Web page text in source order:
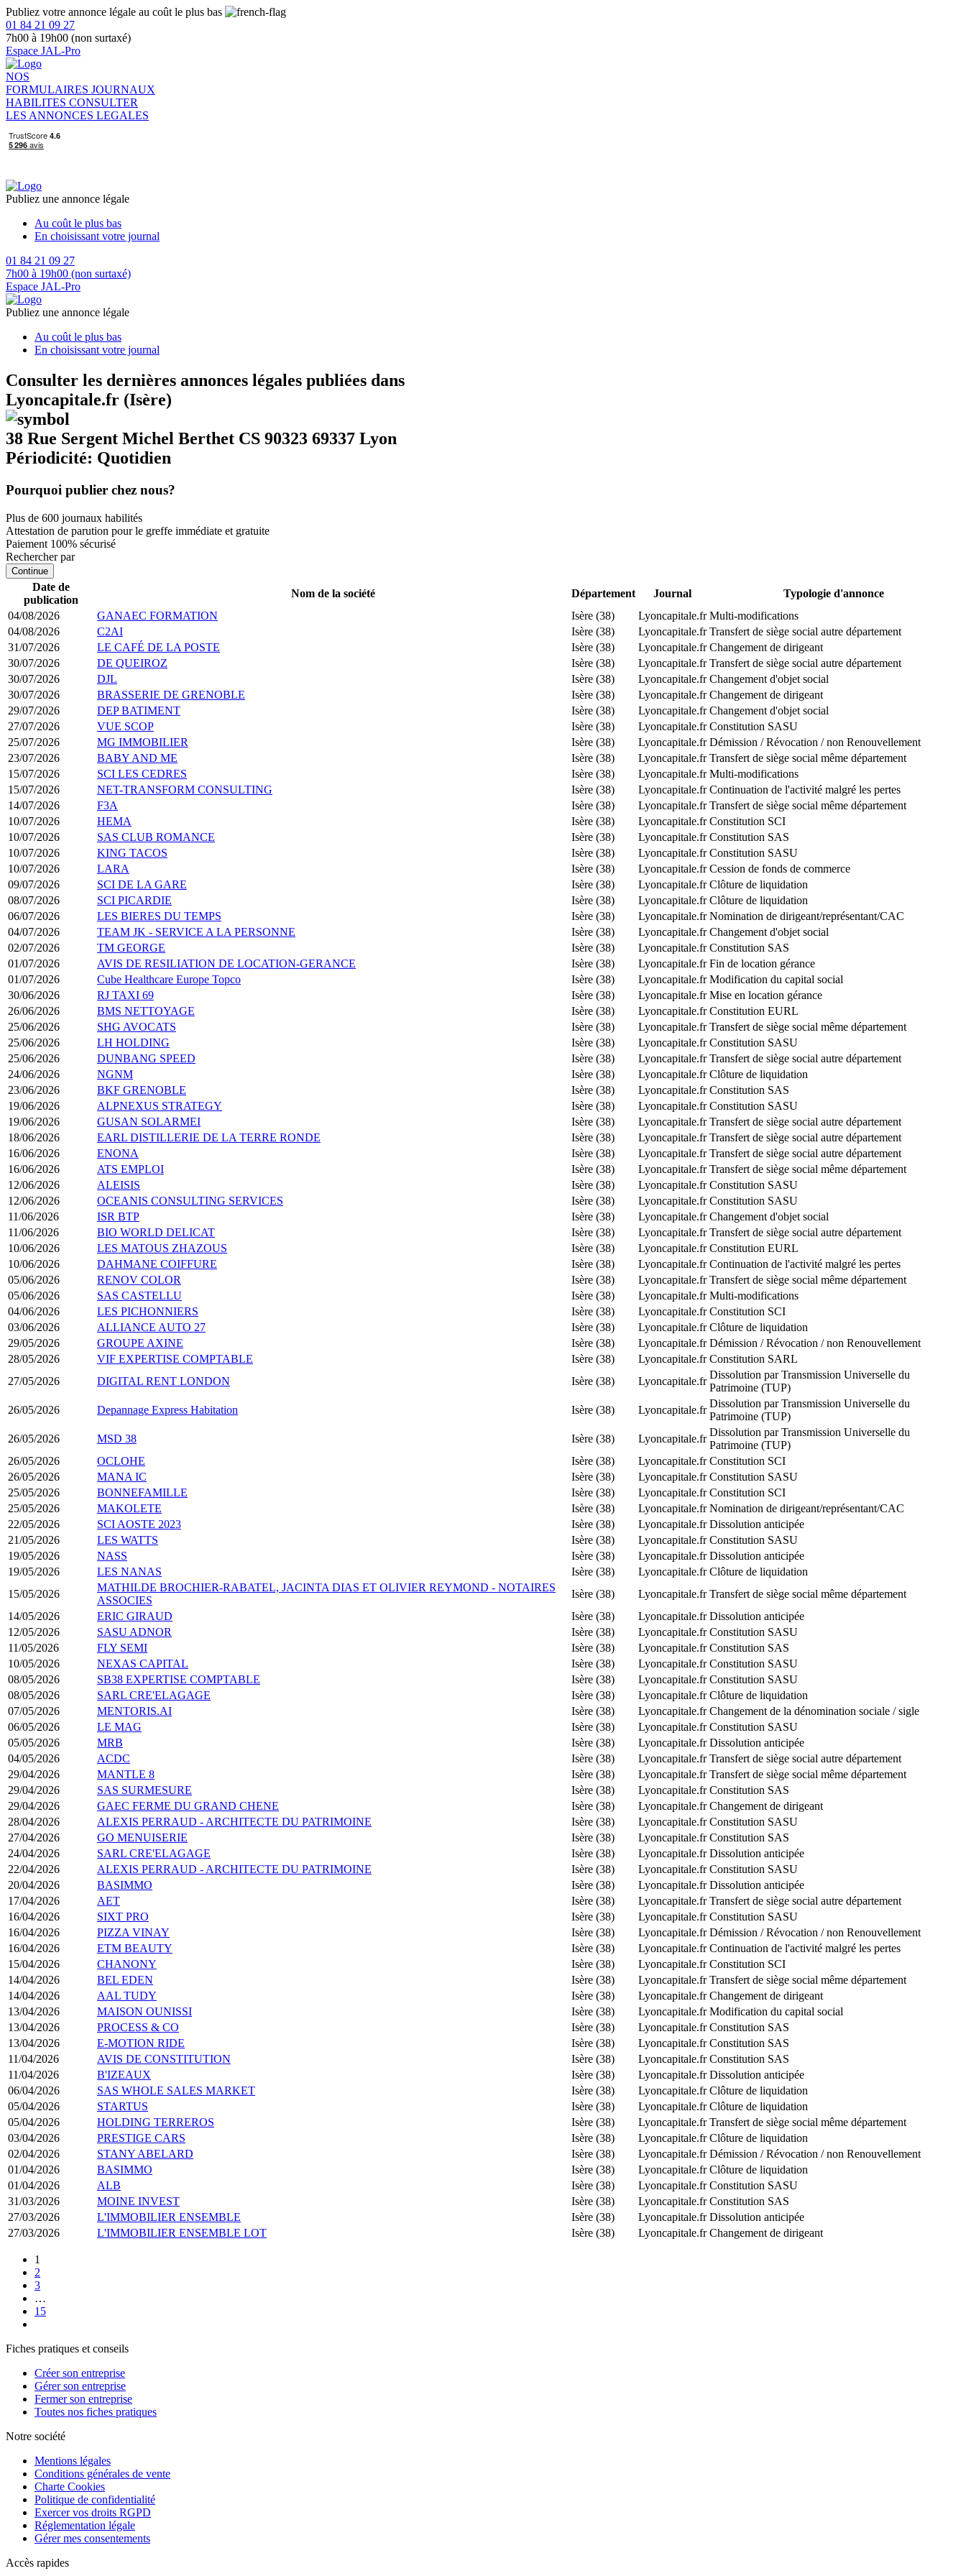
Publiez votre annonce légale au coût le plus bas
01 84 21 09 27
7h00 à 19h00 (non surtaxé)
Espace JAL-Pro
NOS
FORMULAIRES JOURNAUX
HABILITES CONSULTER
LES ANNONCES LEGALES
Publiez une annonce légale
Au coût le plus bas
En choisissant votre journal
01 84 21 09 27
7h00 à 19h00 (non surtaxé)
Espace JAL-Pro
Publiez une annonce légale
Au coût le plus bas
En choisissant votre journal
Consulter les dernières annonces légales publiées dans
Lyoncapitale.fr (Isère)
38 Rue Sergent Michel Berthet CS 90323 69337 Lyon
Périodicité: Quotidien
Pourquoi publier chez nous?
Plus de 600 journaux habilités
Attestation de parution pour le greffe immédiate et gratuite
Paiement 100% sécurisé
Rechercher par
Continue
Date de
publication
Nom de la société Département Journal
Typologie d'annonce
04/08/2026
GANAEC FORMATION Isère (38) Lyoncapitale.fr Multi-modifications
04/08/2026
C2AI Isère (38) Lyoncapitale.fr Transfert de siège social autre département
31/07/2026
LE CAFÉ DE LA POSTE Isère (38) Lyoncapitale.fr Changement de dirigeant
30/07/2026
DE QUEIROZ Isère (38) Lyoncapitale.fr Transfert de siège social autre département
30/07/2026
DJL Isère (38) Lyoncapitale.fr Changement d'objet social
30/07/2026
BRASSERIE DE GRENOBLE Isère (38) Lyoncapitale.fr Changement de dirigeant
29/07/2026
DEP BATIMENT Isère (38) Lyoncapitale.fr Changement d'objet social
27/07/2026
VUE SCOP Isère (38) Lyoncapitale.fr Constitution SASU
25/07/2026
MG IMMOBILIER Isère (38) Lyoncapitale.fr Démission / Révocation / non Renouvellement
23/07/2026
BABY AND ME Isère (38) Lyoncapitale.fr Transfert de siège social même département
15/07/2026
SCI LES CEDRES Isère (38) Lyoncapitale.fr Multi-modifications
15/07/2026
NET-TRANSFORM CONSULTING Isère (38) Lyoncapitale.fr Continuation de l'activité malgré les pertes
14/07/2026
F3A Isère (38) Lyoncapitale.fr Transfert de siège social même département
10/07/2026
HEMA Isère (38) Lyoncapitale.fr Constitution SCI
10/07/2026
SAS CLUB ROMANCE Isère (38) Lyoncapitale.fr Constitution SAS
10/07/2026
KING TACOS Isère (38) Lyoncapitale.fr Constitution SASU
10/07/2026
LARA Isère (38) Lyoncapitale.fr Cession de fonds de commerce
09/07/2026
SCI DE LA GARE Isère (38) Lyoncapitale.fr Clôture de liquidation
08/07/2026
SCI PICARDIE Isère (38) Lyoncapitale.fr Clôture de liquidation
06/07/2026
LES BIERES DU TEMPS Isère (38) Lyoncapitale.fr Nomination de dirigeant/représentant/CAC
04/07/2026
TEAM JK - SERVICE A LA PERSONNE Isère (38) Lyoncapitale.fr Changement d'objet social
02/07/2026
TM GEORGE Isère (38) Lyoncapitale.fr Constitution SAS
01/07/2026
AVIS DE RESILIATION DE LOCATION-GERANCE Isère (38) Lyoncapitale.fr Fin de location gérance
01/07/2026
Cube Healthcare Europe Topco Isère (38) Lyoncapitale.fr Modification du capital social
30/06/2026
RJ TAXI 69 Isère (38) Lyoncapitale.fr Mise en location gérance
26/06/2026
BMS NETTOYAGE Isère (38) Lyoncapitale.fr Constitution EURL
25/06/2026
SHG AVOCATS Isère (38) Lyoncapitale.fr Transfert de siège social même département
25/06/2026
LH HOLDING Isère (38) Lyoncapitale.fr Constitution SASU
25/06/2026
DUNBANG SPEED Isère (38) Lyoncapitale.fr Transfert de siège social autre département
24/06/2026
NGNM Isère (38) Lyoncapitale.fr Clôture de liquidation
23/06/2026
BKF GRENOBLE Isère (38) Lyoncapitale.fr Constitution SAS
19/06/2026
ALPNEXUS STRATEGY Isère (38) Lyoncapitale.fr Constitution SASU
19/06/2026
GUSAN SOLARMEI Isère (38) Lyoncapitale.fr Transfert de siège social autre département
18/06/2026
EARL DISTILLERIE DE LA TERRE RONDE Isère (38) Lyoncapitale.fr Transfert de siège social autre département
16/06/2026
ENONA Isère (38) Lyoncapitale.fr Transfert de siège social autre département
16/06/2026
ATS EMPLOI Isère (38) Lyoncapitale.fr Transfert de siège social même département
12/06/2026
ALEISIS Isère (38) Lyoncapitale.fr Constitution SASU
12/06/2026
OCEANIS CONSULTING SERVICES Isère (38) Lyoncapitale.fr Constitution SASU
11/06/2026
ISR BTP Isère (38) Lyoncapitale.fr Changement d'objet social
11/06/2026
BIO WORLD DELICAT Isère (38) Lyoncapitale.fr Transfert de siège social autre département
10/06/2026
LES MATOUS ZHAZOUS Isère (38) Lyoncapitale.fr Constitution EURL
10/06/2026
DAHMANE COIFFURE Isère (38) Lyoncapitale.fr Continuation de l'activité malgré les pertes
05/06/2026
RENOV COLOR Isère (38) Lyoncapitale.fr Transfert de siège social même département
05/06/2026
SAS CASTELLU Isère (38) Lyoncapitale.fr Multi-modifications
04/06/2026
LES PICHONNIERS Isère (38) Lyoncapitale.fr Constitution SCI
03/06/2026
ALLIANCE AUTO 27 Isère (38) Lyoncapitale.fr Clôture de liquidation
29/05/2026
GROUPE AXINE Isère (38) Lyoncapitale.fr Démission / Révocation / non Renouvellement
28/05/2026
VIF EXPERTISE COMPTABLE Isère (38) Lyoncapitale.fr Constitution SARL
27/05/2026
DIGITAL RENT LONDON Isère (38) Lyoncapitale.fr
Dissolution par Transmission Universelle du
Patrimoine (TUP)
26/05/2026
Depannage Express Habitation Isère (38) Lyoncapitale.fr
Dissolution par Transmission Universelle du
Patrimoine (TUP)
26/05/2026
MSD 38 Isère (38) Lyoncapitale.fr
Dissolution par Transmission Universelle du
Patrimoine (TUP)
26/05/2026
OCLOHE Isère (38) Lyoncapitale.fr Constitution SCI
26/05/2026
MANA IC Isère (38) Lyoncapitale.fr Constitution SASU
25/05/2026
BONNEFAMILLE Isère (38) Lyoncapitale.fr Constitution SCI
25/05/2026
MAKOLETE Isère (38) Lyoncapitale.fr Nomination de dirigeant/représentant/CAC
22/05/2026
SCI AOSTE 2023 Isère (38) Lyoncapitale.fr Dissolution anticipée
21/05/2026
LES WATTS Isère (38) Lyoncapitale.fr Constitution SASU
19/05/2026
NASS Isère (38) Lyoncapitale.fr Dissolution anticipée
19/05/2026
LES NANAS Isère (38) Lyoncapitale.fr Clôture de liquidation
15/05/2026
MATHILDE BROCHIER-RABATEL, JACINTA DIAS ET OLIVIER REYMOND - NOTAIRES
ASSOCIES
Isère (38) Lyoncapitale.fr Transfert de siège social même département
14/05/2026
ERIC GIRAUD Isère (38) Lyoncapitale.fr Dissolution anticipée
12/05/2026
SASU ADNOR Isère (38) Lyoncapitale.fr Constitution SASU
11/05/2026
FLY SEMI Isère (38) Lyoncapitale.fr Constitution SAS
10/05/2026
NEXAS CAPITAL Isère (38) Lyoncapitale.fr Constitution SASU
08/05/2026
SB38 EXPERTISE COMPTABLE Isère (38) Lyoncapitale.fr Constitution SASU
08/05/2026
SARL CRE'ELAGAGE Isère (38) Lyoncapitale.fr Clôture de liquidation
07/05/2026
MENTORIS.AI Isère (38) Lyoncapitale.fr Changement de la dénomination sociale / sigle
06/05/2026
LE MAG Isère (38) Lyoncapitale.fr Constitution SASU
05/05/2026
MRB Isère (38) Lyoncapitale.fr Dissolution anticipée
04/05/2026
ACDC Isère (38) Lyoncapitale.fr Transfert de siège social autre département
29/04/2026
MANTLE 8 Isère (38) Lyoncapitale.fr Transfert de siège social même département
29/04/2026
SAS SURMESURE Isère (38) Lyoncapitale.fr Constitution SAS
29/04/2026
GAEC FERME DU GRAND CHENE Isère (38) Lyoncapitale.fr Changement de dirigeant
28/04/2026
ALEXIS PERRAUD - ARCHITECTE DU PATRIMOINE Isère (38) Lyoncapitale.fr Constitution SASU
27/04/2026
GO MENUISERIE Isère (38) Lyoncapitale.fr Constitution SAS
24/04/2026
SARL CRE'ELAGAGE Isère (38) Lyoncapitale.fr Dissolution anticipée
22/04/2026
ALEXIS PERRAUD - ARCHITECTE DU PATRIMOINE Isère (38) Lyoncapitale.fr Constitution SASU
20/04/2026
BASIMMO Isère (38) Lyoncapitale.fr Dissolution anticipée
17/04/2026
AET Isère (38) Lyoncapitale.fr Transfert de siège social autre département
16/04/2026
SIXT PRO Isère (38) Lyoncapitale.fr Constitution SASU
16/04/2026
PIZZA VINAY Isère (38) Lyoncapitale.fr Démission / Révocation / non Renouvellement
16/04/2026
ETM BEAUTY Isère (38) Lyoncapitale.fr Continuation de l'activité malgré les pertes
15/04/2026
CHANONY Isère (38) Lyoncapitale.fr Constitution SCI
14/04/2026
BEL EDEN Isère (38) Lyoncapitale.fr Transfert de siège social même département
14/04/2026
AAL TUDY Isère (38) Lyoncapitale.fr Changement de dirigeant
13/04/2026
MAISON OUNISSI Isère (38) Lyoncapitale.fr Modification du capital social
13/04/2026
PROCESS & CO Isère (38) Lyoncapitale.fr Constitution SAS
13/04/2026
E-MOTION RIDE Isère (38) Lyoncapitale.fr Constitution SAS
11/04/2026
AVIS DE CONSTITUTION Isère (38) Lyoncapitale.fr Constitution SAS
11/04/2026
B'IZEAUX Isère (38) Lyoncapitale.fr Dissolution anticipée
06/04/2026
SAS WHOLE SALES MARKET Isère (38) Lyoncapitale.fr Clôture de liquidation
05/04/2026
STARTUS Isère (38) Lyoncapitale.fr Clôture de liquidation
05/04/2026
HOLDING TERREROS Isère (38) Lyoncapitale.fr Transfert de siège social même département
03/04/2026
PRESTIGE CARS Isère (38) Lyoncapitale.fr Clôture de liquidation
02/04/2026
STANY ABELARD Isère (38) Lyoncapitale.fr Démission / Révocation / non Renouvellement
01/04/2026
BASIMMO Isère (38) Lyoncapitale.fr Clôture de liquidation
01/04/2026
ALB Isère (38) Lyoncapitale.fr Constitution SASU
31/03/2026
MOINE INVEST Isère (38) Lyoncapitale.fr Constitution SAS
27/03/2026
L'IMMOBILIER ENSEMBLE Isère (38) Lyoncapitale.fr Dissolution anticipée
27/03/2026
L'IMMOBILIER ENSEMBLE LOT Isère (38) Lyoncapitale.fr Changement de dirigeant
1
2
3
…
15
Fiches pratiques et conseils
Créer son entreprise
Gérer son entreprise
Fermer son entreprise
Toutes nos fiches pratiques
Notre société
Mentions légales
Conditions générales de vente
Charte Cookies
Politique de confidentialité
Exercer vos droits RGPD
Réglementation légale
Gérer mes consentements
Accès rapides